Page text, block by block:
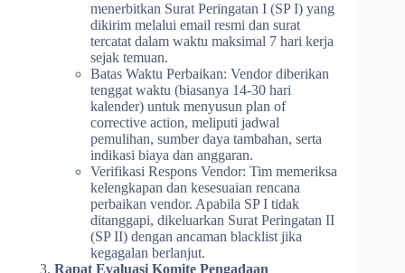
menerbitkan Surat Peringatan I (SP I) yang
dikirim melalui email resmi dan surat
tercatat dalam waktu maksimal 7 hari kerja
sejak temuan.
Batas Waktu Perbaikan: Vendor diberikan
tenggat waktu (biasanya 14-30 hari
kalender) untuk menyusun plan of
corrective action, meliputi jadwal
pemulihan, sumber daya tambahan, serta
indikasi biaya dan anggaran.
Verifikasi Respons Vendor: Tim memeriksa
kelengkapan dan kesesuaian rencana
perbaikan vendor. Apabila SP I tidak
ditanggapi, dikeluarkan Surat Peringatan II
(SP II) dengan ancaman blacklist jika
kegagalan berlanjut.
Rapat Evaluasi Komite Pengadaan